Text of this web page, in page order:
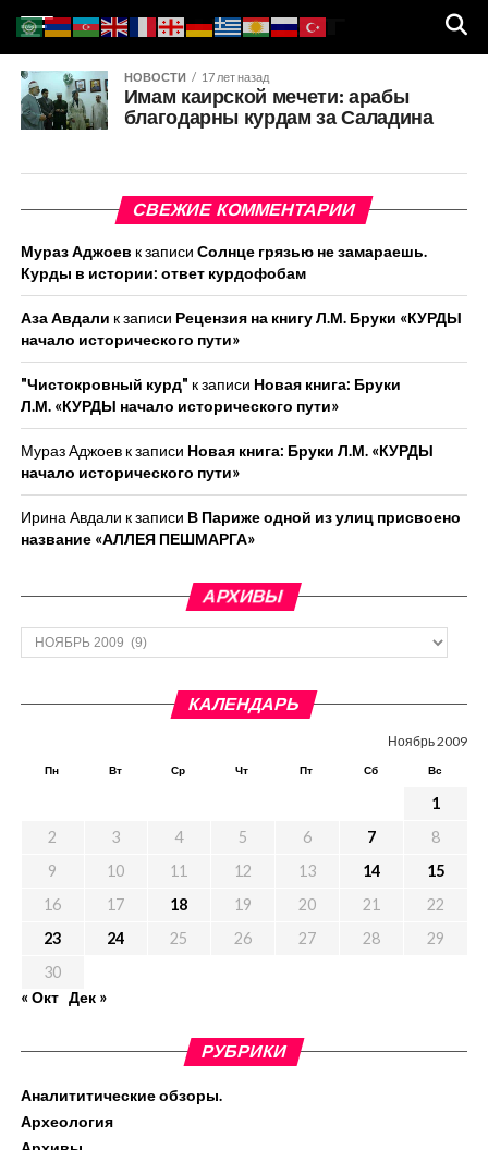
НОВОСТИ 17 лет назад
Имам каирской мечети: арабы
благодарны курдам за Саладина
СВЕЖИЕ КОММЕНТАРИИ
Мураз Аджоев к записи Солнце грязью не замараешь.
Курды в истории: ответ курдофобам
Аза Авдали к записи Рецензия на книгу Л.М. Бруки «КУРДЫ
начало исторического пути»
"Чистокровный курд" к записи Новая книга: Бруки
Л.М. «КУРДЫ начало исторического пути»
Мураз Аджоевк записи Новая книга: Бруки Л.М. «КУРДЫ
начало исторического пути»
Ирина Авдали к записи В Париже одной из улиц присвоено
название «АЛЛЕЯ ПЕШМАРГА»
АРХИВЫ
Архивы
КАЛЕНДАРЬ
Ноябрь 2009
Пн Вт Ср Чт Пт Сб Вс
1
2
3 4 5 6 7
8
9
10 11 12 13 14
15
16
17 18 19 20 21
22
23
24 25 26 27 28
29
30
« Окт Дек »
РУБРИКИ
Аналититические обзоры.
Археология